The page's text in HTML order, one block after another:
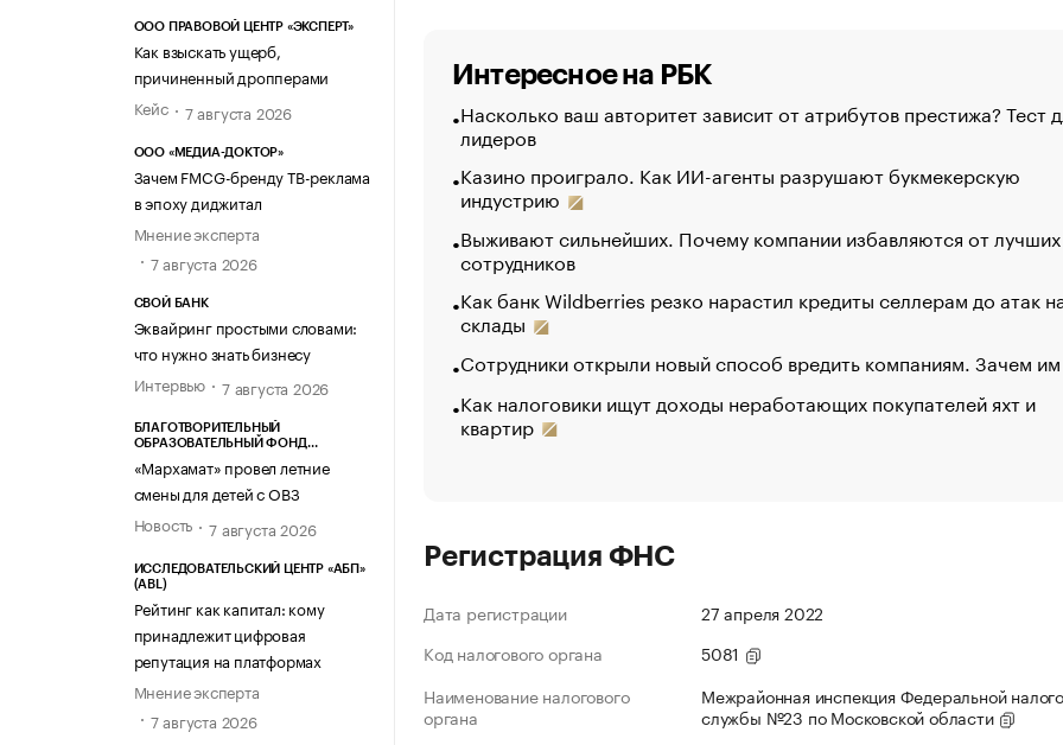
ООО ПРАВОВОЙ ЦЕНТР «ЭКСПЕРТ»
Как взыскать ущерб,
причиненный дропперами
Кейс
7 августа 2026
ООО «МЕДИА-ДОКТОР»
Зачем FMCG-бренду ТВ-реклама
в эпоху диджитал
Мнение эксперта
7 августа 2026
СВОЙ БАНК
Эквайринг простыми словами:
что нужно знать бизнесу
Интервью
7 августа 2026
БЛАГОТВОРИТЕЛЬНЫЙ
ОБРАЗОВАТЕЛЬНЫЙ ФОНД
«Мархамат» провел летние
смены для детей с ОВЗ
Новость
7 августа 2026
ИССЛЕДОВАТЕЛЬСКИЙ ЦЕНТР «АБП»
(ABL)
Рейтинг как капитал: кому
принадлежит цифровая
репутация на платформах
Мнение эксперта
7 августа 2026
Интересное на РБК
Насколько ваш авторитет зависит от атрибутов престижа? Тест
лидеров
Казино проиграло. Как ИИ-агенты разрушают букмекерскую
индустрию
Выживают сильнейших. Почему компании избавляются от лучших
сотрудников
Как банк Wildberries резко нарастил кредиты селлерам до атак
склады
Сотрудники открыли новый способ вредить компаниям. Зачем
Как налоговики ищут доходы неработающих покупателей яхт и
квартир
Регистрация ФНС
Дата регистрации
27 апреля 2022
Код налогового органа
5081
Наименование налогового
органа
Межрайонная инспекция Федеральной
службы №23 по Московской области